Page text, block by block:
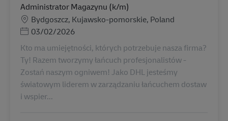
Administrator Magazynu (k/m)
Місцезнаходження
Bydgoszcz, Kujawsko-pomorskie, Poland
Posted Date
03/02/2026
Kto ma umiejętności, których potrzebuje nasza firma?
Ty! Razem tworzymy łańcuch profesjonalistów -
Zostań naszym ogniwem! Jako DHL jesteśmy
światowym liderem w zarządzaniu łańcuchem dostaw
i wspier...